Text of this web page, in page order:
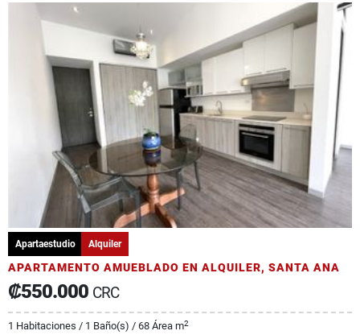
Apartaestudio Alquiler
APARTAMENTO AMUEBLADO EN ALQUILER, SANTA ANA
₡550.000 CRC
1 Habitaciones / 1 Baño(s) / 68 Área m2